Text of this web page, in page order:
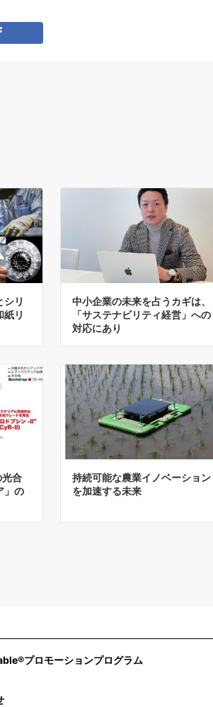
シリ
紙リ
中小企業の未来を占うカギは、
「サステナビリティ経営」への
対応にあり
光合
」の
持続可能な農業イノベーション
を加速する未来
プロモーションプログラム